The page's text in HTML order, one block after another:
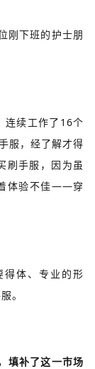
刚下班的护士朋
连续工作了16个
服，经了解才得
刷手服，因为虽
体验不佳——穿
体、专业的形
。
填补了这一市场